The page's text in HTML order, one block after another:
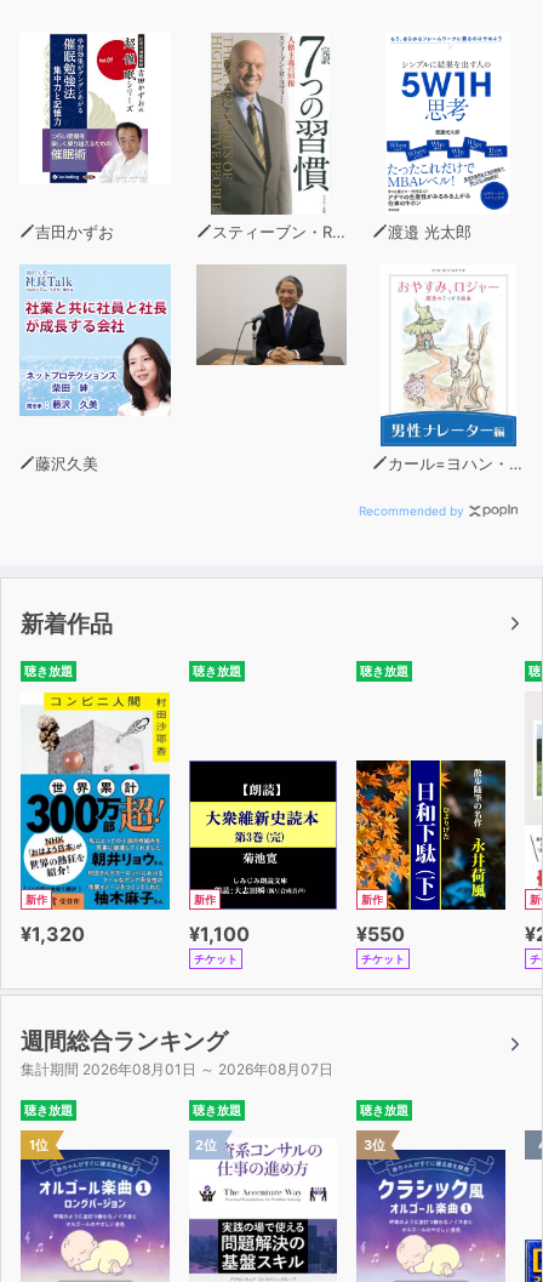
吉田かずお スティーブン・R・コヴィー 渡邉 光太郎
藤沢久美 カール=ヨハン・エリーン
Recommended by
新着作品
聴き放題
新作
¥1,320
聴き放題
新作
¥1,100
チケット
聴き放題
新作
¥550
チケット
聴
新
チ
週間総合ランキング
集計期間 2026年08月01日 ～ 2026年08月07日
聴き放題
1位
聴き放題
2位
聴き放題
3位